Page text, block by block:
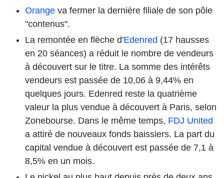
Orange va fermer la dernière filiale de son pôle
"contenus".
La remontée en flèche d'Edenred (17 hausses
en 20 séances) a réduit le nombre de vendeurs
à découvert sur le titre. La somme des intérêts
vendeurs est passée de 10,06 à 9,44% en
quelques jours. Edenred reste la quatrième
valeur la plus vendue à découvert à Paris, selon
Zonebourse. Dans le même temps, FDJ United
a attiré de nouveaux fonds baissiers. La part du
capital vendue à découvert est passée de 7,1 à
8,5% en un mois.